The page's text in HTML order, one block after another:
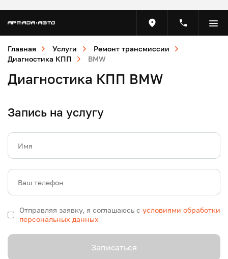
Главная Услуги
Ремонт трансмиссии
Диагностика КПП
BMW
Диагностика КПП BMW
Запись на услугу
Имя
Ваш телефон
Отправляя заявку, я соглашаюсь с условиями обработки
персональных данных
Записаться